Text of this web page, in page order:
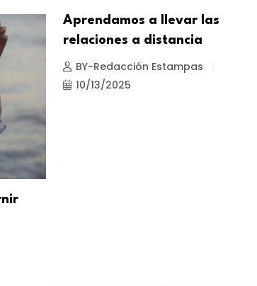
Aprendamos a llevar las
relaciones a distancia
BY-Redacción Estampas
10/13/2025